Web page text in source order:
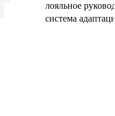
лояльное
система